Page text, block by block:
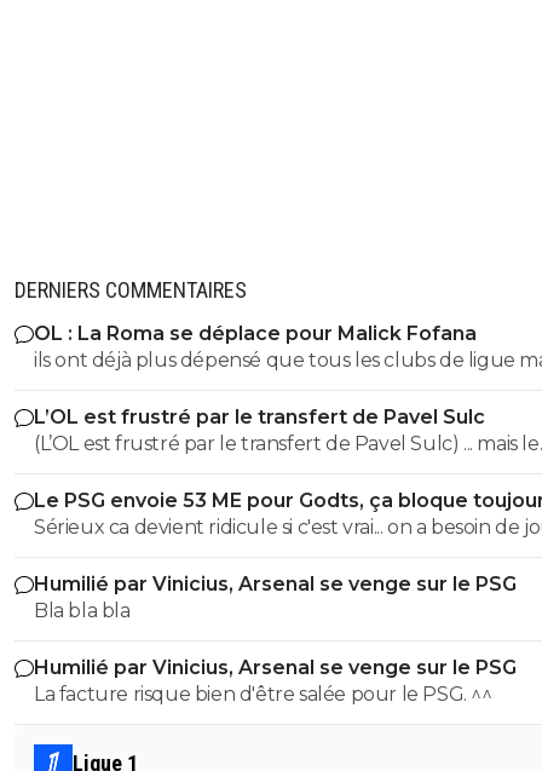
DERNIERS COMMENTAIRES
OL : La Roma se déplace pour Malick Fofana
ils ont déjà plus dépensé que tous les clubs de ligue
réunis hors quatar.. ils veulent juste profitez au
des clubs qui sont beaucoup plus mal lotis qu'eux
du plus fort tout simplement..
L’OL est frustré par le transfert de Pavel Sulc
(L’OL est frustré par le transfert de Pavel Sulc) ... mais le
public aussi commence a être frustré ... la vente de ces
"excellents" joueurs dont fait partie Pavel Sulc ... pour
récupérer quoi ? qui? À un moment donné il faudra
arriver a construire dans le long terme... et avec ,
avec , une équipe régulière ça finira par payer, mais là pour
l'instant, ???
Le PSG envoie 53 ME pour Godts, ça bloque
Sérieux ca devient ridicule si c'est vrai... on a besoin de
pour la supercoupe ! sérieux a 5 ou 7M€ pres, go !!
Humilié par Vinicius, Arsenal se venge sur le PSG
Bla bla bla
Humilié par Vinicius, Arsenal se venge sur le PSG
La facture risque bien d'être salée pour le PSG. ^^
Ligue 1